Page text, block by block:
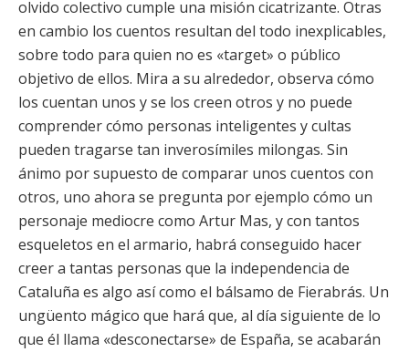
olvido colectivo cumple una misión cicatrizante. Otras
en cambio los cuentos resultan del todo inexplicables,
sobre todo para quien no es «target» o público
objetivo de ellos. Mira a su alrededor, observa cómo
los cuentan unos y se los creen otros y no puede
comprender cómo personas inteligentes y cultas
pueden tragarse tan inverosímiles milongas. Sin
ánimo por supuesto de comparar unos cuentos con
otros, uno ahora se pregunta por ejemplo cómo un
personaje mediocre como Artur Mas, y con tantos
esqueletos en el armario, habrá conseguido hacer
creer a tantas personas que la independencia de
Cataluña es algo así como el bálsamo de Fierabrás. Un
ungüento mágico que hará que, al día siguiente de lo
que él llama «desconectarse» de España, se acabarán